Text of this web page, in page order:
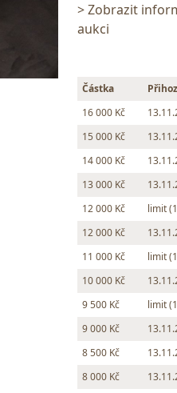
> Zobrazit
aukci
Částka
16 000 Kč
15 000 Kč
14 000 Kč
13 000 Kč
12 000 Kč
limit
12 000 Kč
11 000 Kč
limit
10 000 Kč
9 500 Kč
limit
9 000 Kč
8 500 Kč
8 000 Kč